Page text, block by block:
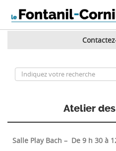
Atelier
Salle Play Bach – De 9 h 30 à